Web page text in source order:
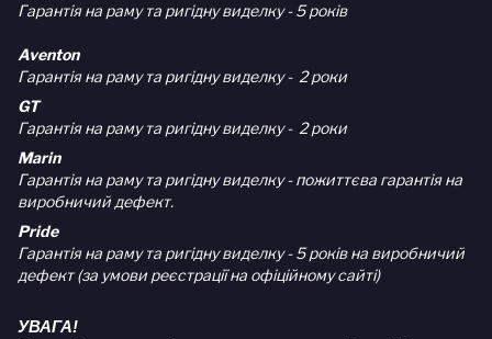
Гарантія на раму та ригідну виделку - 5 років
Aventon
Гарантія на раму та ригідну виделку - 2 роки
GT
Гарантія на раму та ригідну виделку - 2 роки
Marin
Гарантія на раму та ригідну виделку - пожиттєва гарантія на
виробничий дефект.
Pride
Гарантія на раму та ригідну виделку - 5 років на виробничий
дефект (за умови реєстрації на офіційному сайті)
УВАГА!